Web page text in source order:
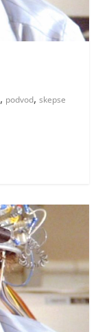
, podvod,skepse